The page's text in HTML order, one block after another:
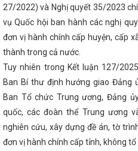
tỉnh ban hành Công điện về
Doanh nhân trẻ Việt
ty Điện lực Hà Tĩnh tăng hiệu
đạt hơn 100.000 lượt cài đặt
2024
‘Cú hích’ lớn cho
lộ trình cung ứng xăng E10 trên
hương Hà Tĩnh”
Tổ chức
Khai mạc Hội chợ triển lãm
Khai mạc Phiên đàm phán lần
(ACFTA)
Lễ chuyển giao
CĐN Công Thương Hà Tĩnh:
niềm vui, tình cảm ấm áp cho
giáo và Dân vận Tỉnh ủy Hà Tĩnh
mùa Thu năm 2025
THÔNG
27/2022) và Nghị quyết 35/2023
vụ Quốc hội ban hành các nghị
đơn vị hành chính cấp huyện, cấp
thành trong cả nước.
Tuy nhiên trong Kết luận 127/
Ban Bí thư định hướng giao Đảng
Ban Tổ chức Trung ương, Đảng
quốc, các đoàn thể Trung ương
nghiên cứu, xây dựng đề án, tờ
đơn vị hành chính cấp tỉnh, không